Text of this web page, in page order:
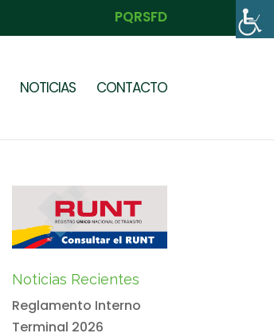
PQRSFD
NOTICIAS CONTACTO
Noticias Recientes
Reglamento Interno
Terminal 2026